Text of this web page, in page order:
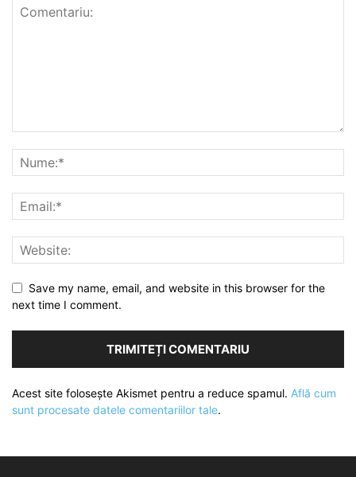
Save my name, email, and website in this browser for the
next time I comment.
Acest site folosește Akismet pentru a reduce spamul. Află cum
sunt procesate datele comentariilor tale.